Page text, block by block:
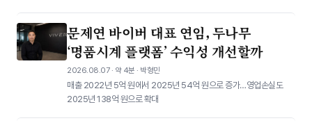
문제연 바이버 대표 연임, 두나무
‘명품시계 플랫폼’ 수익성 개선할까
2026.08.07 · 약 4분 · 박형민
매출 2022년 5억 원에서 2025년 54억 원으로 증가…영업손실도
2025년 138억 원으로 확대